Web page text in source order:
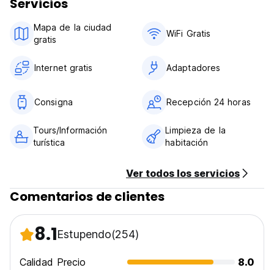
Servicios
Mapa de la ciudad
gratis
WiFi Gratis
Internet gratis Adaptadores
Consigna Recepción 24 horas
Tours/Información
turística
Limpieza de la
habitación
Ver todos los servicios
Comentarios de clientes
8.1Estupendo(254)
Calidad Precio
8.0